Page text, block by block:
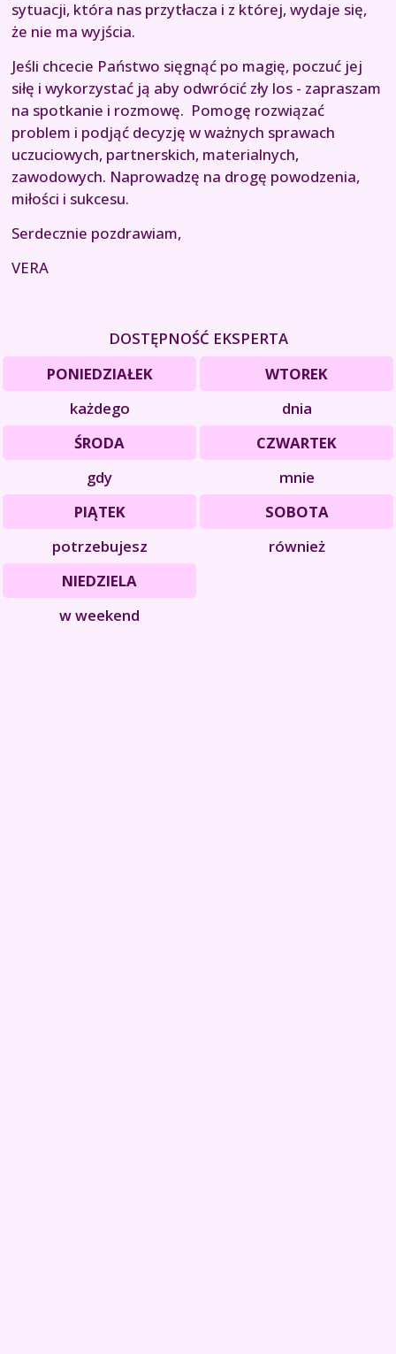
sytuacji, która nas przytłacza i z której, wydaje się,
że nie ma wyjścia.
Jeśli chcecie Państwo sięgnąć po magię, poczuć jej
siłę i wykorzystać ją aby odwrócić zły los - zapraszam
na spotkanie i rozmowę. Pomogę rozwiązać
problem i podjąć decyzję w ważnych sprawach
uczuciowych, partnerskich, materialnych,
zawodowych. Naprowadzę na drogę powodzenia,
miłości i sukcesu.
Serdecznie pozdrawiam,
VERA
DOSTĘPNOŚĆ EKSPERTA
PONIEDZIAŁEK
każdego
WTOREK
dnia
ŚRODA
gdy
CZWARTEK
mnie
PIĄTEK
potrzebujesz
SOBOTA
również
NIEDZIELA
w weekend